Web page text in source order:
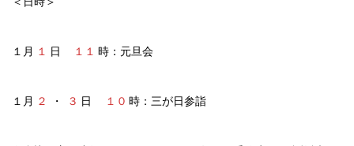
１月 １ 日 １１ 時：元旦会
１月 ２ ・ ３ 日 １０ 時：三が日参詣